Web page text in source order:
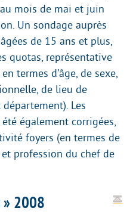
mois de mai et juin
Un sondage auprès
de 15 ans et plus,
quotas, représentative
termes d’âge, de sexe,
de lieu de
Les
également corrigées,
foyers (en termes de
profession du chef de
» 2008